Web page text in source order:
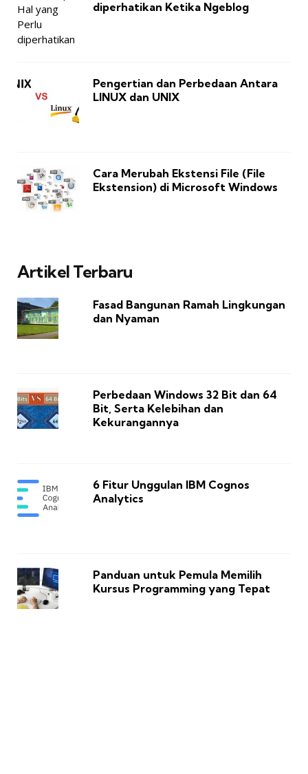
diperhatikan Ketika Ngeblog
Pengertian dan Perbedaan Antara
LINUX dan UNIX
Cara Merubah Ekstensi File (File
Ekstension) di Microsoft Windows
Artikel Terbaru
Fasad Bangunan Ramah Lingkungan
dan Nyaman
Perbedaan Windows 32 Bit dan 64
Bit, Serta Kelebihan dan
Kekurangannya
6 Fitur Unggulan IBM Cognos
Analytics
Panduan untuk Pemula Memilih
Kursus Programming yang Tepat